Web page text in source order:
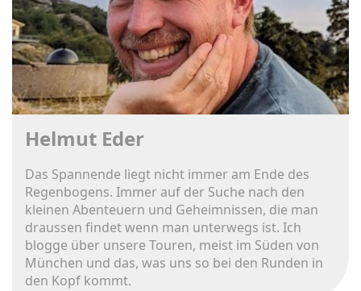
Helmut Eder
Das Spannende liegt nicht immer am Ende des
Regenbogens. Immer auf der Suche nach den
kleinen Abenteuern und Geheimnissen, die man
draussen findet wenn man unterwegs ist. Ich
blogge über unsere Touren, meist im Süden von
München und das, was uns so bei den Runden in
den Kopf kommt.